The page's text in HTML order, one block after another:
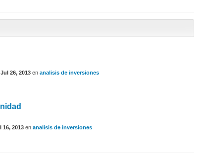
Jul 26, 2013 en analisis de inversiones
16, 2013 en analisis de inversiones